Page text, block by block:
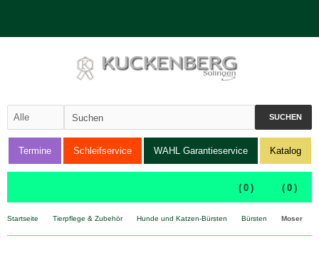
SUCHEN
Termine Schleifservice WAHL Garantieservice Katalog
( 0 )
( 0 )
Startseite Tierpflege & Zubehör Hunde und Katzen-Bürsten Bürsten Moser